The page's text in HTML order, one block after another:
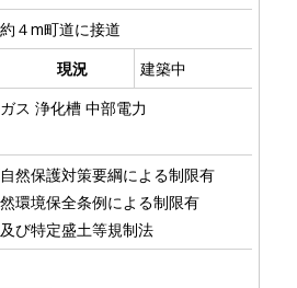
４m町道に接道
現況 建築中
ス 浄化槽 中部電力
然保護対策要綱による制限有
環境保全条例による制限有
び特定盛土等規制法